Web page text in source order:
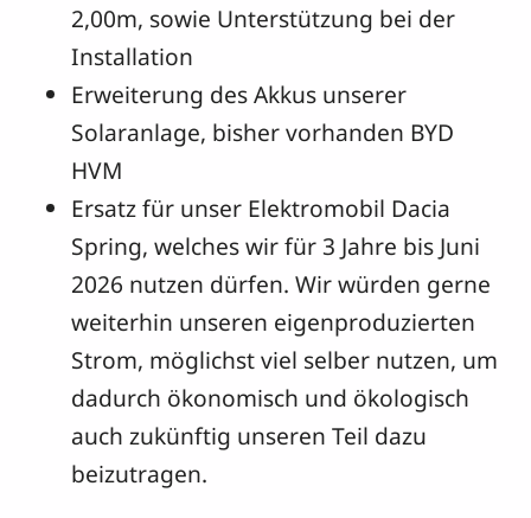
2,00m, sowie Unterstützung bei der
Installation
Erweiterung des Akkus unserer
Solaranlage, bisher vorhanden BYD
HVM
Ersatz für unser Elektromobil Dacia
Spring, welches wir für 3 Jahre bis Juni
2026 nutzen dürfen. Wir würden gerne
weiterhin unseren eigenproduzierten
Strom, möglichst viel selber nutzen, um
dadurch ökonomisch und ökologisch
auch zukünftig unseren Teil dazu
beizutragen.